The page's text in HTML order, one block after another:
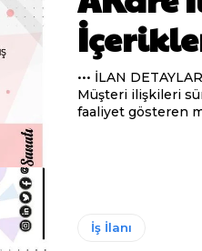
••• İLAN DETAYLARI ••• • Dijital mecraların tüm
Müşteri ilişkileri süreçleri
faaliyet gösteren
İş İlanı